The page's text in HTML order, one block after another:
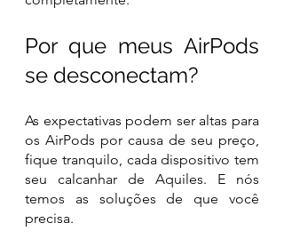
Por que meus AirPods
se desconectam?
As expectativas podem ser altas para
os AirPods por causa de seu preço,
fique tranquilo, cada dispositivo tem
seu calcanhar de Aquiles. E nós
temos as soluções de que você
precisa.